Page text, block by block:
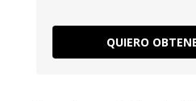
QUIERO